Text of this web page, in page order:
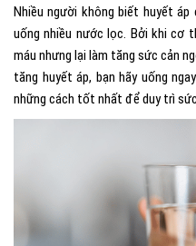
Nhiều người không biết huyết
uống nhiều nước lọc. Bởi khi cơ
máu nhưng lại làm tăng sức cản
tăng huyết áp, bạn hãy uống
những cách tốt nhất để duy trì